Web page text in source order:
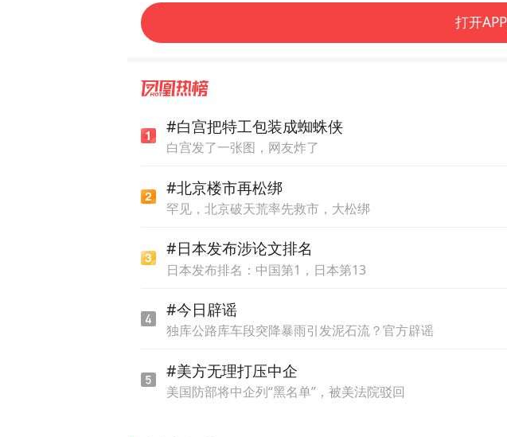
哈格斯在致辞中高度赞扬了中国在职业教育领域
课程开发、学生交流等方面展开深入合作，共
打开
#白宫把特工包装成蜘蛛侠
白宫发了一张图，网友炸了
#北京楼市再松绑
罕见，北京破天荒率先救市，大松绑
#日本发布涉论文排名
日本发布排名：中国第1，日本第13
#今日辟谣
独库公路库车段突降暴雨引发泥石流？官方辟谣
#美方无理打压中企
美国防部将中企列“黑名单”，被美法院驳回